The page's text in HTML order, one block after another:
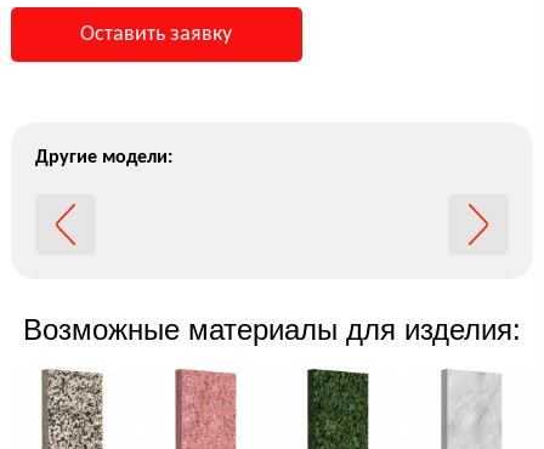
Оставить заявку
Другие модели:
Возможные материалы для изделия: